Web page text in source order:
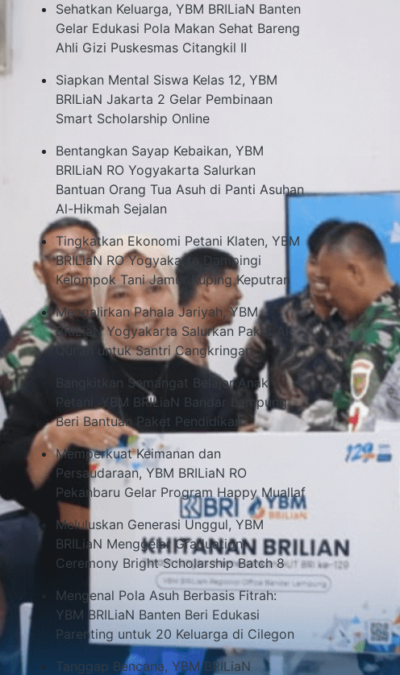
Sehatkan Keluarga, YBM BRILiaN Banten
Gelar Edukasi Pola Makan Sehat Bareng
Ahli Gizi Puskesmas Citangkil II
Siapkan Mental Siswa Kelas 12, YBM
BRILiaN Jakarta 2 Gelar Pembinaan
Smart Scholarship Online
Bentangkan Sayap Kebaikan, YBM
BRILiaN RO Yogyakarta Salurkan
Bantuan Orang Tua Asuh di Panti Asuhan
Al-Hikmah Sejalan
Tingkatkan Ekonomi Petani Klaten, YBM
BRILiaN RO Yogyakarta Dampingi
Kelompok Tani Jamur Kuping Keputran
Mengalirkan Pahala Jariyah, YBM
BRILiaN Yogyakarta Salurkan Paket Al-
Qur’an untuk Santri Cangkringan
Bangkitkan Semangat Belajar Anak
Petani, YBM BRILiaN Bandar Lampung
Beri Bantuan Paket Pendidikan
Memperkuat Keimanan dan
Persaudaraan, YBM BRILiaN RO
Pekanbaru Gelar Program Happy Muallaf
Meluluskan Generasi Unggul, YBM
BRILiaN Menggelar Graduation
Ceremony Bright Scholarship Batch 8
Mengenal Pola Asuh Berbasis Fitrah:
YBM BRILiaN Banten Beri Edukasi
Parenting untuk 20 Keluarga di Cilegon
Tanggap Bencana, YBM BRILiaN